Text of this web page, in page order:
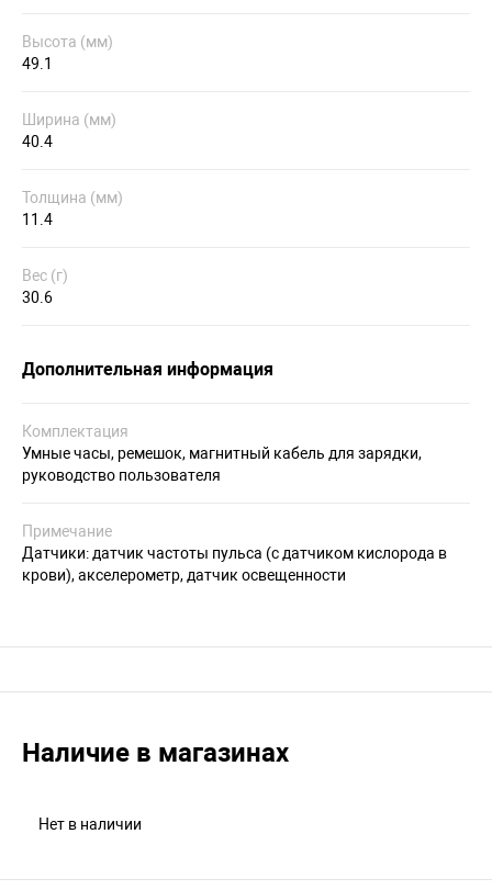
Высота (мм)
49.1
Ширина (мм)
40.4
Толщина (мм)
11.4
Вес (г)
30.6
Дополнительная информация
Комплектация
Умные часы, ремешок, магнитный кабель для зарядки,
руководство пользователя
Примечание
Датчики: датчик частоты пульса (с датчиком кислорода в
крови), акселерометр, датчик освещенности
Наличие в магазинах
Нет в наличии